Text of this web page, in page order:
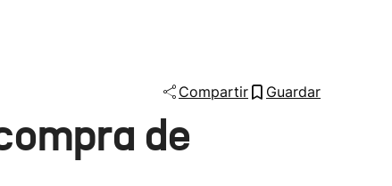
Compartir Guardar
de